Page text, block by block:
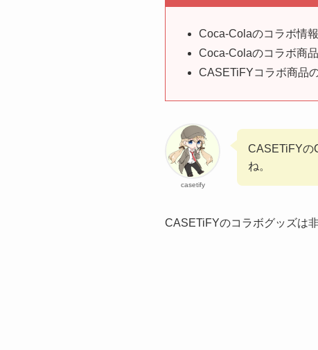
Coca-Colaのコラボ情報
Coca-Colaのコラボ商
CASETiFYコラボ商品
casetify
CASETiFYの
ね。
CASETiFYのコラボグッズは